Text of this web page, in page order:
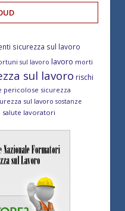
sicurezza sul lavoro
sul lavoro lavoro morti
sul lavoro rischi
pericolose sicurezza
sul lavoro sostanze
salute lavoratori